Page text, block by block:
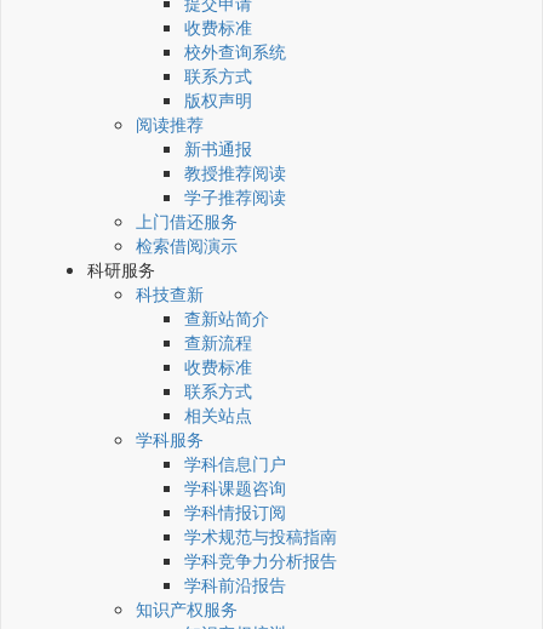
收费标准
校外查询系统
联系方式
版权声明
阅读推荐
新书通报
教授推荐阅读
学子推荐阅读
上门借还服务
检索借阅演示
科研服务
科技查新
查新站简介
查新流程
收费标准
联系方式
相关站点
学科服务
学科信息门户
学科课题咨询
学科情报订阅
学术规范与投稿指南
学科竞争力分析报告
学科前沿报告
知识产权服务